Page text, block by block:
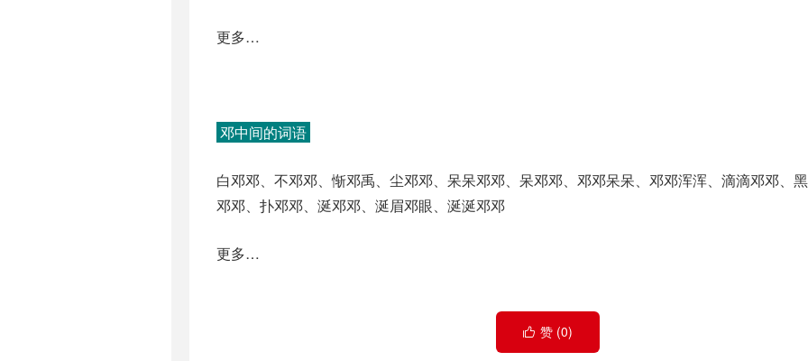
更多…
邓中间的词语
白邓邓、不邓邓、惭邓禹、尘邓邓、呆呆邓邓、呆邓邓、邓邓呆呆、邓邓浑浑、滴滴邓邓、
邓邓、扑邓邓、涎邓邓、涎眉邓眼、涎涎邓邓
更多…
 赞 (0)